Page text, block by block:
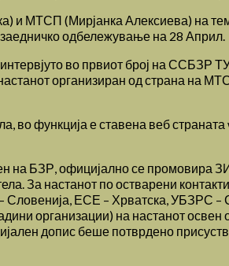
и МТСП (Мирјанка Алексиева) на
одбележување на 28 Април.
во првиот број на ССБЗР
организиран од страна на
во функција е ставена веб
на БЗР, официјално се промовира
За настанот по остварени
Словенија, ЕСЕ – Хрватска, УБЗРС
организации) на настанот
допис беше потврдено